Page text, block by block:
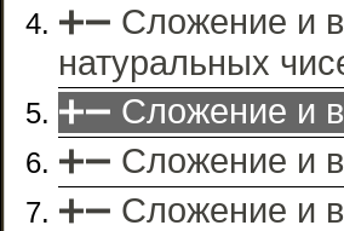
➕➖ Сложение и
натуральных
➕➖ Сложение и
➕➖ Сложение и
➕➖ Сложение и